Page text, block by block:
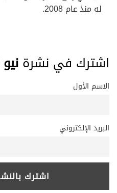
له منذ عام 2008.
اشترك في نشرة
الاسم الأول
البريد الإلكتروني